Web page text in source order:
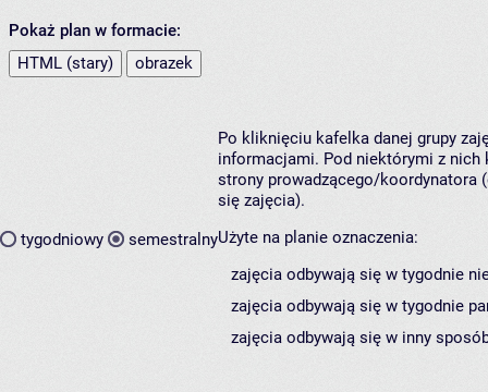
Pokaż plan w formacie:
HTML (stary)
obrazek
tygodniowy semestralny
Po kliknięciu kafelka danej grupy
informacjami. Pod niektórymi z nich
strony prowadzącego/koordynatora
się zajęcia).
Użyte na planie oznaczenia:
zajęcia odbywają się w tygodnie
zajęcia odbywają się w tygodnie
zajęcia odbywają się w inny